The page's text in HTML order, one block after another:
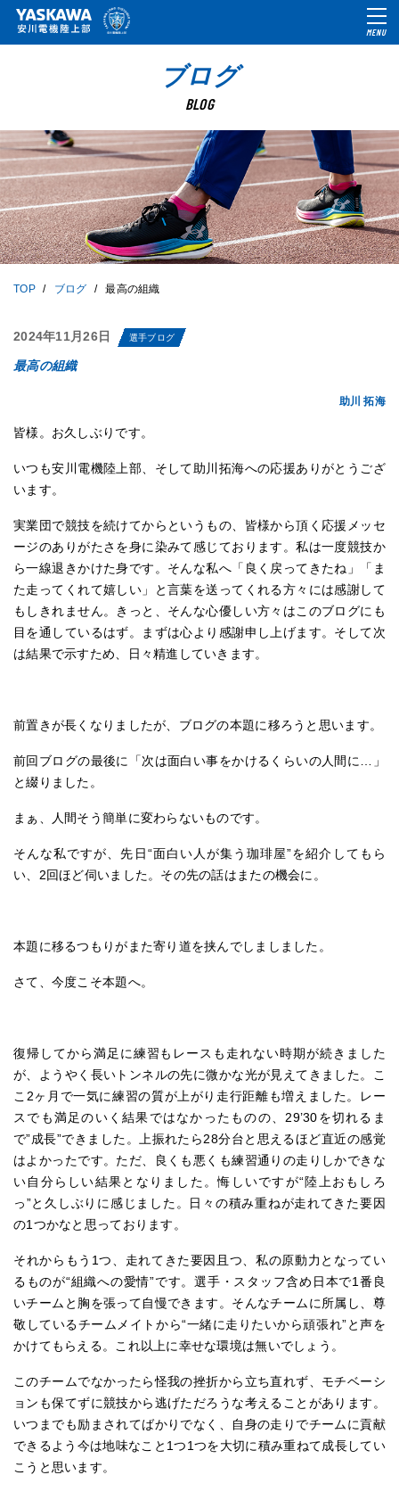
MENU
ブログ
BLOG
TOP ブログ 最高の組織
2024年11月26日 選手ブログ
最高の組織
助川 拓海
皆様。お久しぶりです。
いつも安川電機陸上部、そして助川拓海への応援ありがとうござ
います。
実業団で競技を続けてからというもの、皆様から頂く応援メッセ
ージのありがたさを身に染みて感じております。私は一度競技か
ら一線退きかけた身です。そんな私へ「良く戻ってきたね」「ま
た走ってくれて嬉しい」と言葉を送ってくれる方々には感謝して
もしきれません。きっと、そんな心優しい方々はこのブログにも
目を通しているはず。まずは心より感謝申し上げます。そして次
は結果で示すため、日々精進していきます。
前置きが長くなりましたが、ブログの本題に移ろうと思います。
前回ブログの最後に「次は面白い事をかけるくらいの人間に…」
と綴りました。
まぁ、人間そう簡単に変わらないものです。
そんな私ですが、先日“面白い人が集う珈琲屋”を紹介してもら
い、2回ほど伺いました。その先の話はまたの機会に。
本題に移るつもりがまた寄り道を挟んでしましました。
さて、今度こそ本題へ。
復帰してから満足に練習もレースも走れない時期が続きました
が、ようやく長いトンネルの先に微かな光が見えてきました。こ
こ2ヶ月で一気に練習の質が上がり走行距離も増えました。レー
スでも満足のいく結果ではなかったものの、29’30を切れるま
で”成長”できました。上振れたら28分台と思えるほど直近の感覚
はよかったです。ただ、良くも悪くも練習通りの走りしかできな
い自分らしい結果となりました。悔しいですが“陸上おもしろ
っ”と久しぶりに感じました。日々の積み重ねが走れてきた要因
の1つかなと思っております。
それからもう1つ、走れてきた要因且つ、私の原動力となってい
るものが“組織への愛情”です。選手・スタッフ含め日本で1番良
いチームと胸を張って自慢できます。そんなチームに所属し、尊
敬しているチームメイトから“一緒に走りたいから頑張れ”と声を
かけてもらえる。これ以上に幸せな環境は無いでしょう。
このチームでなかったら怪我の挫折から立ち直れず、モチベーシ
ョンも保てずに競技から逃げただろうな考えることがあります。
いつまでも励まされてばかりでなく、自身の走りでチームに貢献
できるよう今は地味なこと1つ1つを大切に積み重ねて成長してい
こうと思います。